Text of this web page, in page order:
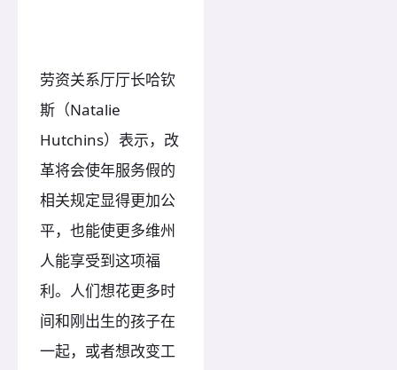
劳资关系厅厅长哈钦
斯（Natalie
Hutchins）表示，改
革将会使年服务假的
相关规定显得更加公
平，也能使更多维州
人能享受到这项福
利。人们想花更多时
间和刚出生的孩子在
一起，或者想改变工